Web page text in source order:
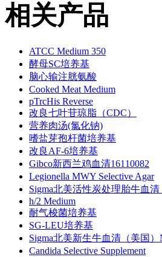
相关产品
ATCC Medium 350
酵母SC培养基
脑心输注胱氨酸
Cooked Meat Medium
pTrcHis Reverse
改良七叶苷琼脂（CDC）
营养肉汤(氯化钠)
嗜盐芽孢杆菌培养基
改良AF-6培养基
Gibco新西兰鸡血清16110082
Legionella MWY Selective Agar
Sigma北美活性炭处理胎牛血
h/2 Medium
耐气梭菌培养基
SG-LEU培养基
Sigma北美新生牛血清（美国）
Candida Selective Supplement